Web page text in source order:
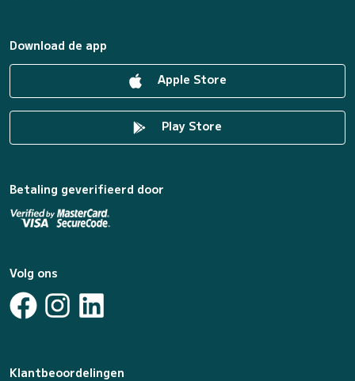
Download de app
Apple Store
Play Store
Betaling geverifieerd door
Volg ons
Klantbeoordelingen